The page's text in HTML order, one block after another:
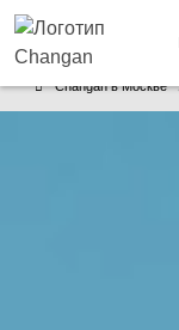
Changan в Москве